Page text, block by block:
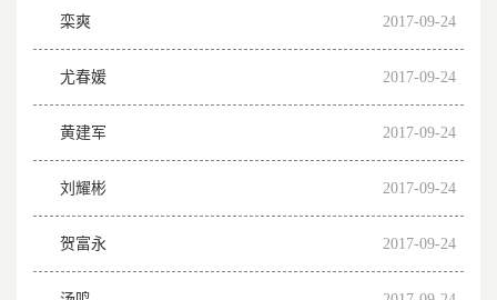
栾爽 2017-09-24
尤春媛 2017-09-24
黄建军 2017-09-24
刘耀彬 2017-09-24
贺富永 2017-09-24